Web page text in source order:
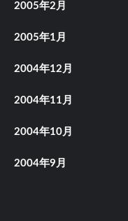
2005年2月
2005年1月
2004年12月
2004年11月
2004年10月
2004年9月